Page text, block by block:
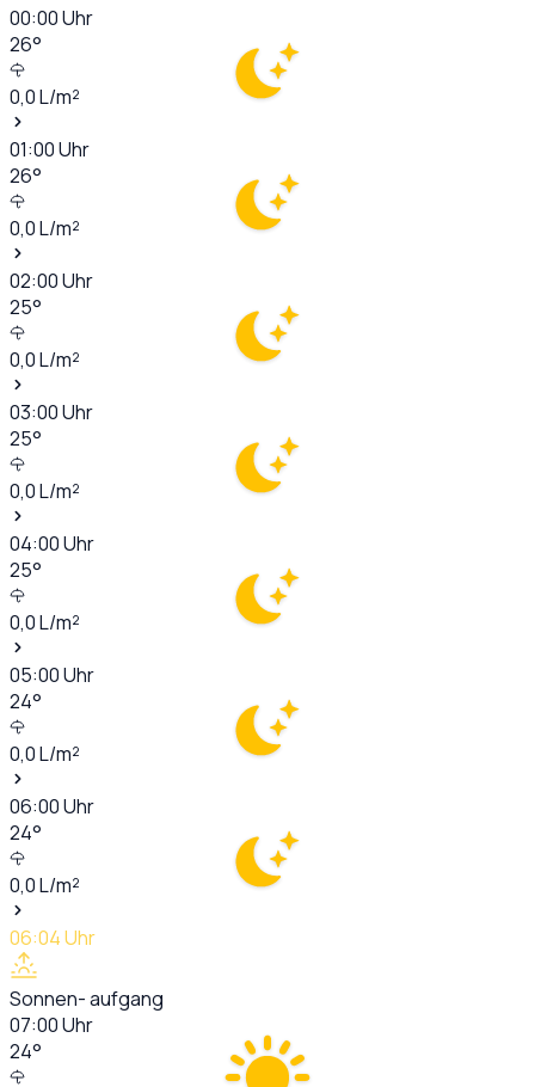
00:00Uhr
26°
0,0L/m²
01:00Uhr
26°
0,0L/m²
02:00Uhr
25°
0,0L/m²
03:00Uhr
25°
0,0L/m²
04:00Uhr
25°
0,0L/m²
05:00Uhr
24°
0,0L/m²
06:00Uhr
24°
0,0L/m²
06:04Uhr
Sonnen- aufgang
07:00Uhr
24°